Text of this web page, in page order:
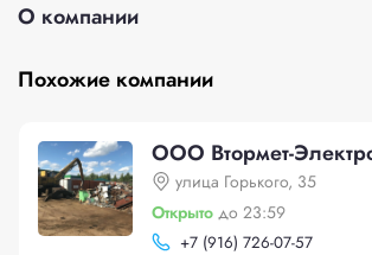
О компании
Похожие компании
ООО Втормет-
улица Горького, 35
Открыто до 23:59
+7 (916) 726-07-57